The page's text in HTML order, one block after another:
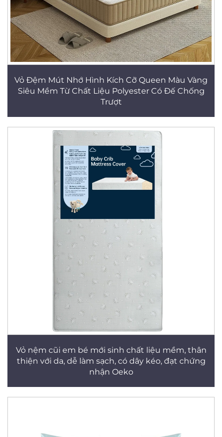
Vỏ Đệm Mút Nhớ Hình Kích Cỡ Queen Màu Vàng
Siêu Mềm Từ Chất Liệu Polyester Có Đế Chống
Trượt
Vỏ nệm cũi em bé mới sinh chất liệu mềm, thân
thiện với da, dễ làm sạch, có dây kéo, đạt chứng
nhận Oeko